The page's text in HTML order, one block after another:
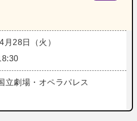
月28日（火）
立劇場・オペラパレス